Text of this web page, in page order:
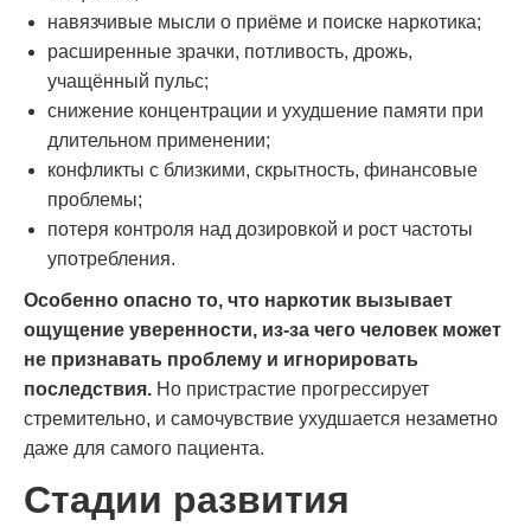
навязчивые мысли о приёме и поиске наркотика;
расширенные зрачки, потливость, дрожь,
учащённый пульс;
снижение концентрации и ухудшение памяти при
длительном применении;
конфликты с близкими, скрытность, финансовые
проблемы;
потеря контроля над дозировкой и рост частоты
употребления.
Особенно опасно то, что наркотик вызывает
ощущение уверенности, из-за чего человек может
не признавать проблему и игнорировать
последствия. Но пристрастие прогрессирует
стремительно, и самочувствие ухудшается незаметно
даже для самого пациента.
Стадии развития